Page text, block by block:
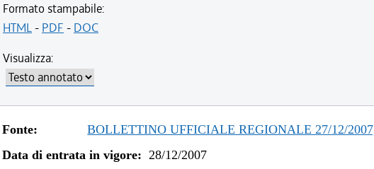
Formato stampabile:
HTML- PDF - DOC
Visualizza:
Fonte:
BOLLETTINO UFFICIALE REGIONALE 27/12/
Data di entrata in vigore: 28/12/2007